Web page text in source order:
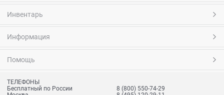
Инвентарь
Информация
Помощь
ТЕЛЕФОНЫ
Бесплатный по России
8 (800) 550-74-29